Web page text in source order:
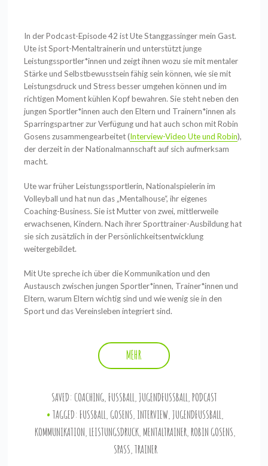
In der Podcast-Episode 42 ist Ute Stanggassinger mein Gast.
Ute ist Sport-Mentaltrainerin und unterstützt junge
Leistungssportler*innen und zeigt ihnen wozu sie mit mentaler
Stärke und Selbstbewusstsein fähig sein können, wie sie mit
Leistungsdruck und Stress besser umgehen können und im
richtigen Moment kühlen Kopf bewahren. Sie steht neben den
jungen Sportler*innen auch den Eltern und Trainern*innen als
Sparringspartner zur Verfügung und hat auch schon mit Robin
Gosens zusammengearbeitet (Interview-Video Ute und Robin),
der derzeit in der Nationalmannschaft auf sich aufmerksam
macht.
Ute war früher Leistungssportlerin, Nationalspielerin im
Volleyball und hat nun das „Mentalhouse“, ihr eigenes
Coaching-Business. Sie ist Mutter von zwei, mittlerweile
erwachsenen, Kindern. Nach ihrer Sporttrainer-Ausbildung hat
sie sich zusätzlich in der Persönlichkeitsentwicklung
weitergebildet.
Mit Ute spreche ich über die Kommunikation und den
Austausch zwischen jungen Sportler*innen, Trainer*innen und
Eltern, warum Eltern wichtig sind und wie wenig sie in den
Sport und das Vereinsleben integriert sind.
MEHR
SAVED: COACHING,FUSSBALL,JUGENDFUSSBALL,PODCAST
TAGGED:FUSSBALL , GOSENS, INTERVIEW,JUGENDFUSSBALL ,
KOMMUNIKATION, LEISTUNGSDRUCK, MENTALTRAINER, ROBIN GOSENS,
SPASS ,TRAINER